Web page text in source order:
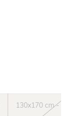
130x170 cm -